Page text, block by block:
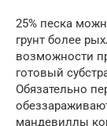
25% песка
грунт более
возможности
готовый
Обязательно
мандевиллы